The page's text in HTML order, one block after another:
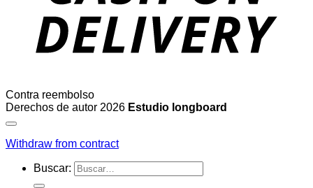
Contra reembolso
Derechos de autor 2026 Estudio longboard
Withdraw from contract
Buscar: